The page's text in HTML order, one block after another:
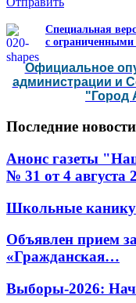
Специальная
с
Официальное
администрации и
"Город
Последние новости
Анонс газеты
№ 31 от 4 августа
Школьные
Объявлен прием
«Гражданская…
Выборы-2026: